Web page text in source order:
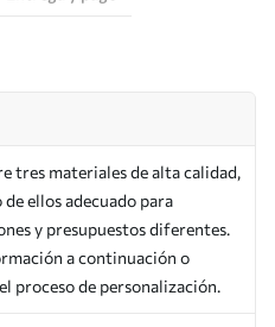
tres materiales de alta calidad,
de ellos adecuado para
y presupuestos diferentes.
a continuación o
proceso de personalización.